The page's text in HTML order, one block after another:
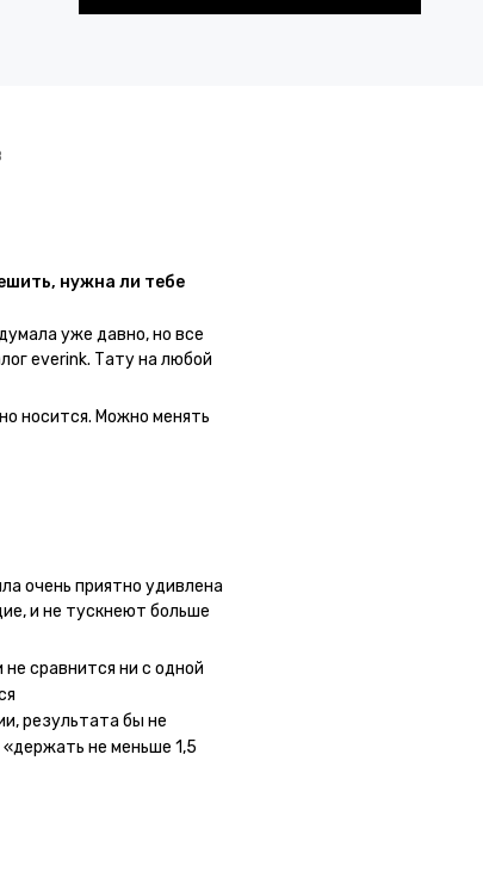
нужна ли тебе
уже давно, но все
everink. Тату на любой
Посмотрю как
носится. Можно менять
очень приятно удивлена
и не тускнеют больше
очень большой выбор по
сразу несколько штук -
рисунка у меня на руке
ли тату или я всё-таки
то её
не стараться перевести
части рисунка. Но это,
сравнится ни с одной
результата бы не
не меньше 1,5